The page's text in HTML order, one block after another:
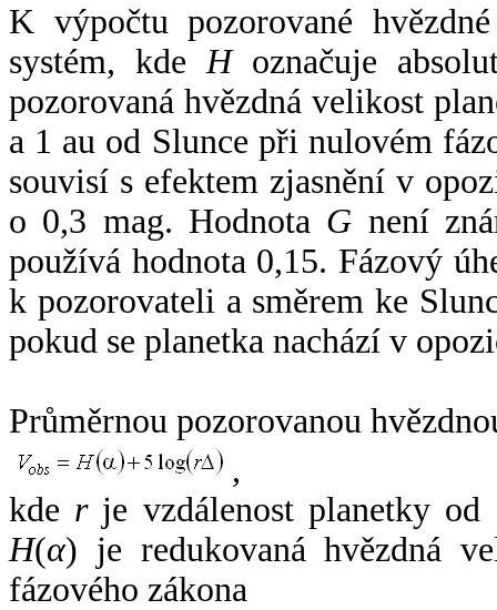
K výpočtu pozorované
systém, kde Hoznačuje
pozorovaná hvězdná velikost
a 1 au od Slunce při nulovém
souvisí s efektem zjasnění v
o 0,3 mag. Hodnota G není
používá hodnota 0,15. Fázový
k pozorovateli a směrem ke
pokud se planetka nachází v
Průměrnou pozorovanou
,
kde rje vzdálenost planetky od
H(α) je redukovaná hvězdná
fázového zákona